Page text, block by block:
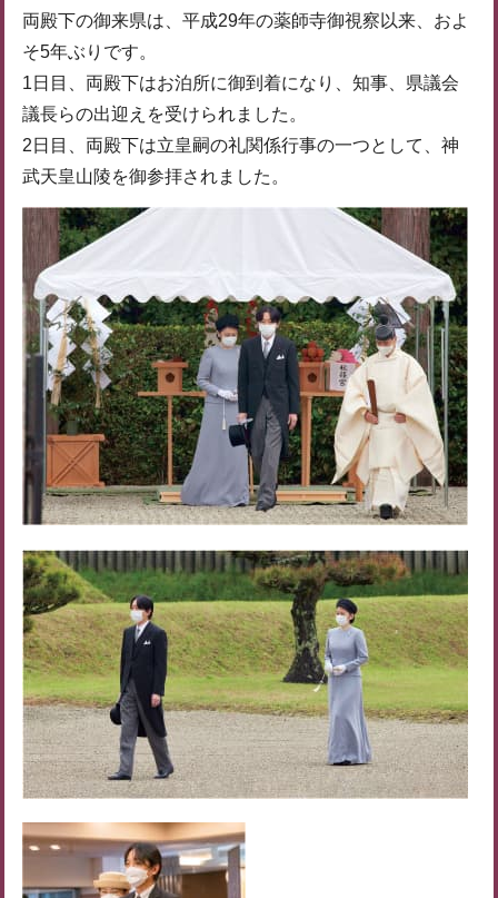
両殿下の御来県は、平成29年の薬師寺御視察以来、およ
そ5年ぶりです。
1日目、両殿下はお泊所に御到着になり、知事、県議会
議長らの出迎えを受けられました。
2日目、両殿下は立皇嗣の礼関係行事の一つとして、神
武天皇山陵を御参拝されました。